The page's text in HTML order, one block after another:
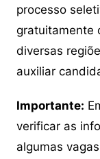
processo
gratuitamente
diversas
auxiliar
Importante:
verificar as
algumas